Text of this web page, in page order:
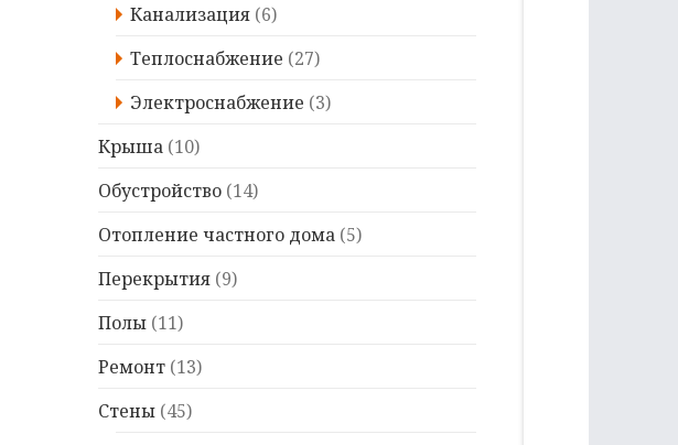
Канализация (6)
Теплоснабжение (27)
Электроснабжение (3)
Крыша (10)
Обустройство (14)
Отопление частного дома (5)
Перекрытия (9)
Полы (11)
Ремонт (13)
Стены (45)